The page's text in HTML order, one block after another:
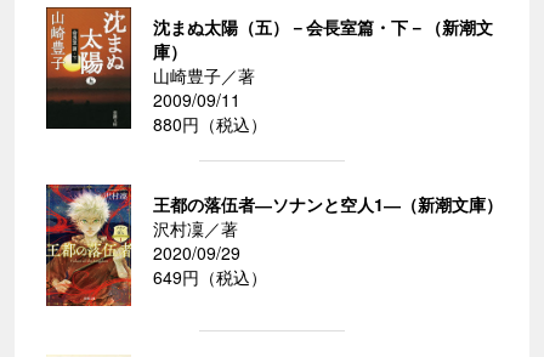
沈まぬ太陽（五）－会長室篇・下－（新潮文
庫）
山崎豊子／著
2009/09/11
880円（税込）
王都の落伍者―ソナンと空人1―（新潮文庫）
沢村凜／著
2020/09/29
649円（税込）